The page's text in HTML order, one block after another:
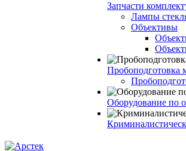
Запчасти
Лампы
Объективы
Пробоподготовка
Оборудование по